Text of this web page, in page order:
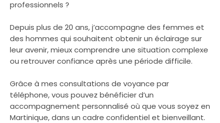
professionnels ?
Depuis plus de 20 ans, j’accompagne des femmes et
des hommes qui souhaitent obtenir un éclairage sur
leur avenir, mieux comprendre une situation complexe
ou retrouver confiance après une période difficile.
Grâce à mes consultations de voyance par
téléphone, vous pouvez bénéficier d’un
accompagnement personnalisé où que vous soyez en
Martinique, dans un cadre confidentiel et bienveillant.